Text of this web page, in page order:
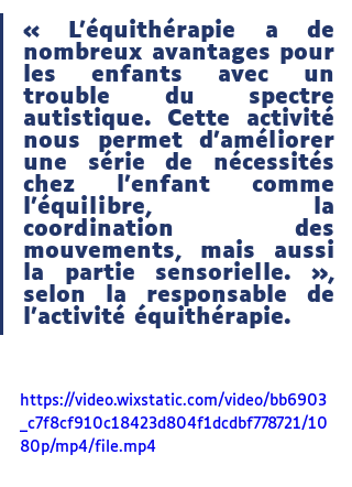
« L’équithérapie a de
nombreux avantages pour
les enfants avec un
trouble du spectre
autistique. Cette activité
nous permet d’améliorer
une série de nécessités
chez l’enfant comme
l’équilibre, la
coordination des
mouvements, mais aussi
la partie sensorielle. »,
selon la responsable de
l’activité équithérapie.
https://video.wixstatic.com/video/bb6903
_c7f8cf910c18423d804f1dcdbf778721/10
80p/mp4/file.mp4